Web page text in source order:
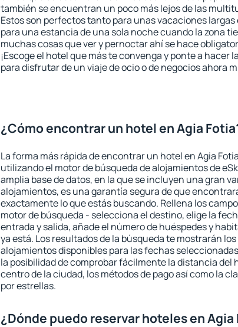
también se encuentran un poco más lejos de las
Estos son perfectos tanto para unas vacaciones largas
para una estancia de una sola noche cuando la zona
muchas cosas que ver y pernoctar ahí se hace
¡Escoge el hotel que más te convenga y ponte a hacer
para disfrutar de un viaje de ocio o de negocios ahora
¿Cómo encontrar un hotel en Agia
La forma más rápida de encontrar un hotel en Agia
utilizando el motor de búsqueda de alojamientos de
amplia base de datos, en la que se incluyen una gran
alojamientos, es una garantía segura de que
exactamente lo que estás buscando. Rellena los
motor de búsqueda - selecciona el destino, elige la
entrada y salida, añade el número de huéspedes y
ya está. Los resultados de la búsqueda te mostrarán los
alojamientos disponibles para las fechas
la posibilidad de comprobar fácilmente la distancia del
centro de la ciudad, los métodos de pago así como la
por estrellas.
¿Dónde puedo reservar hoteles en Agia